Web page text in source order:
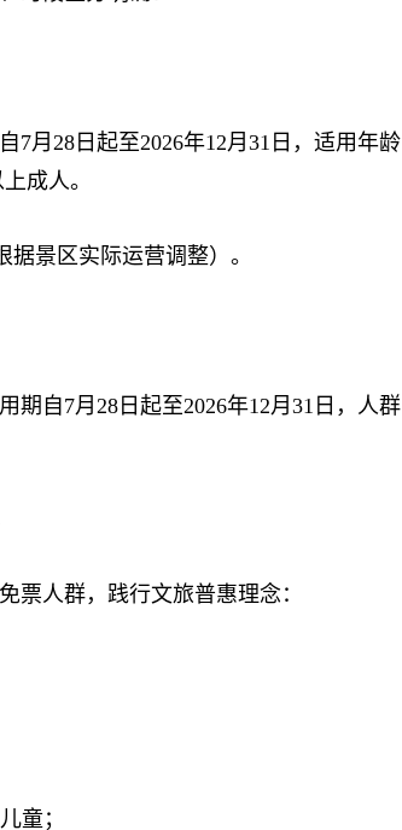
月28日起至2026年12月31日，适用年龄
成人。
景区实际运营调整）。
自7月28日起至2026年12月31日，人群
人群，践行文旅普惠理念：
童；